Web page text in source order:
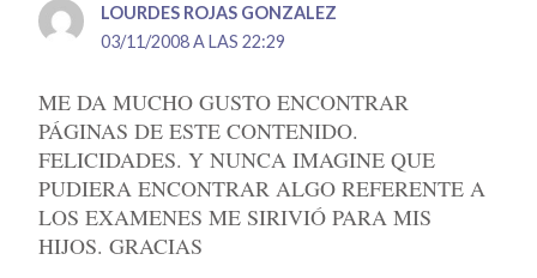
LOURDES ROJAS GONZALEZ
03/11/2008 A LAS 22:29
ME DA MUCHO GUSTO ENCONTRAR
PÁGINAS DE ESTE CONTENIDO.
FELICIDADES. Y NUNCA IMAGINE QUE
PUDIERA ENCONTRAR ALGO REFERENTE A
LOS EXAMENES ME SIRIVIÓ PARA MIS
HIJOS. GRACIAS